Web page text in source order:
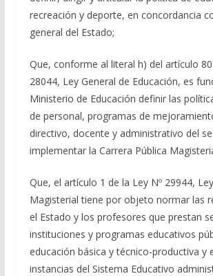
recreación y deporte, en concordancia
general del Estado;
Que, conforme al literal h) del artículo
28044, Ley General de Educación, es
Ministerio de Educación definir las
de personal, programas de
directivo, docente y administrativo del
implementar la Carrera Pública
Que, el artículo 1 de la Ley Nº 29944,
Magisterial tiene por objeto normar las
el Estado y los profesores que prestan
instituciones y programas educativos
educación básica y técnico-productiva y
instancias del Sistema Educativo